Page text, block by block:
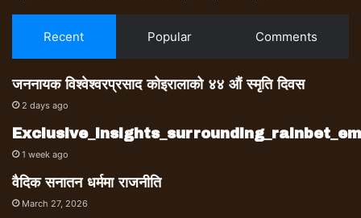
Recent Popular Comments
जननायक विश्वेश्वरप्रसाद कोइरालाको ४४ औं स्मृति दिवस
2 days ago
1 week ago
वैदिक सनातन धर्ममा राजनीति
March 27, 2026